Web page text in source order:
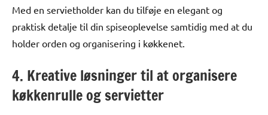
Med en servietholder kan du tilføje en elegant og
praktisk detalje til din spiseoplevelse samtidig med at du
holder orden og organisering i køkkenet.
4. Kreative løsninger til at organisere
køkkenrulle og servietter